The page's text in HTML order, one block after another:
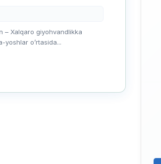
– Xalqaro giyohvandlikka
oʼrtasida...